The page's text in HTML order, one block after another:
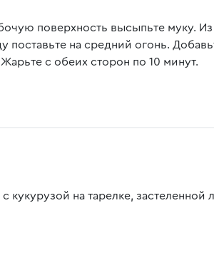
поверхность высыпьте муку.
поставьте на средний огонь.
с обеих сторон по 10 минут.
кукурузой на тарелке, застеленной